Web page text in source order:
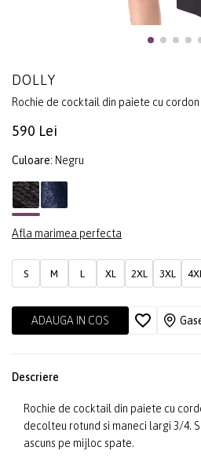
DOLLY
Rochie de cocktail din paiete cu
590 Lei
Culoare: Negru
Afla marimea perfecta
S M L XL 2XL 3XL
ADAUGA IN COS
Descriere
Rochie de cocktail din paiete cu
decolteu rotund si maneci largi 3/4.
ascuns pe mijloc spate.